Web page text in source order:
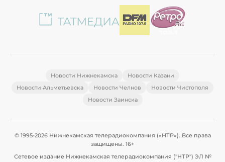
Новости Нижнекамска
Новости Казани
Новости Альметьевска
Новости Челнов
Новости Чистополя
Новости Заинска
© 1995-2026 Нижнекамская телерадиокомпания («НТР»). Все права
защищены. 16+
Сетевое издание Нижнекамская телерадиокомпания ("НТР") ЭЛ №